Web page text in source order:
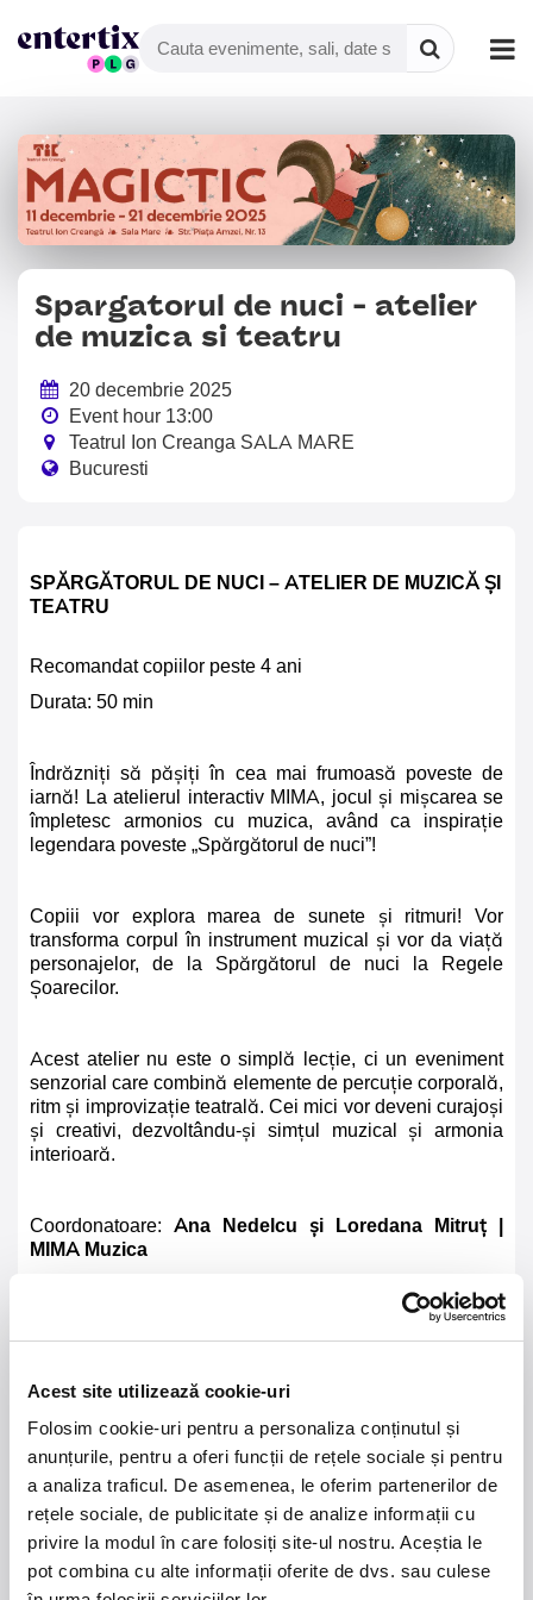
Acest site utilizează cookie-uri
Folosim cookie-uri pentru a personaliza conținutul și
anunțurile, pentru a oferi funcții de rețele sociale și pentru
a analiza traficul. De asemenea, le oferim partenerilor de
rețele sociale, de publicitate și de analize informații cu
privire la modul în care folosiți site-ul nostru. Aceștia le
pot combina cu alte informații oferite de dvs. sau culese
SPĂRGĂTORUL DE NUCI – ATELIER DE MUZICĂ ȘI
TEATRU
Recomandat copiilor peste 4 ani
Durata: 50 min
Îndrăzniți să pășiți în cea mai frumoasă poveste de
iarnă! La atelierul interactiv MIMA, jocul și mișcarea se
împletesc armonios cu muzica, având ca inspirație
legendara poveste „Spărgătorul de nuci”!
Copiii vor explora marea de sunete și ritmuri! Vor
transforma corpul în instrument muzical și vor da viață
personajelor, de la Spărgătorul de nuci la Regele
Șoarecilor.
Acest atelier nu este o simplă lecție, ci un eveniment
senzorial care combină elemente de percuție corporală,
ritm și improvizație teatrală. Cei mici vor deveni curajoși
și creativi, dezvoltându-și simțul muzical și armonia
interioară.
Coordonatoare: Ana Nedelcu și Loredana Mitruț |
MIMA Muzica
Spargatorul de nuci - atelier
de muzica si teatru
20 decembrie 2025
Event hour 13:00
Teatrul Ion Creanga SALA MARE
Bucuresti
21 - 22 august 2026
NOSTALGIA Litoral
Plaja La Nueva Cucaracha, Mamaia
7 mai 2027
Morgan Jay - La Dolce
Vita Tour
Sala Palatului, Bucuresti